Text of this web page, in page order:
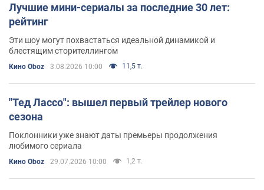
Лучшие мини-сериалы за последние 30 лет:
рейтинг
Эти шоу могут похвастаться идеальной динамикой и
блестящим сторителлингом
Кино Oboz 3.08.2026 10:00 11,5 т.
"Тед Лассо": вышел первый трейлер нового
сезона
Поклонники уже знают даты премьеры продолжения
любимого сериала
Кино Oboz 29.07.2026 10:00 1,2 т.